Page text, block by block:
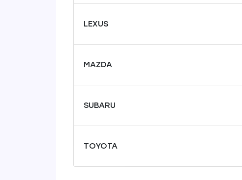
LEXUS
MAZDA
SUBARU
TOYOTA